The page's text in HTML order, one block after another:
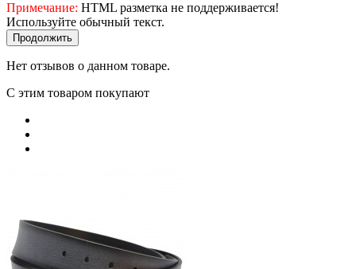
Примечание: HTML разметка не поддерживается!
Используйте обычный текст.
Продолжить
Нет отзывов о данном товаре.
С этим товаром покупают